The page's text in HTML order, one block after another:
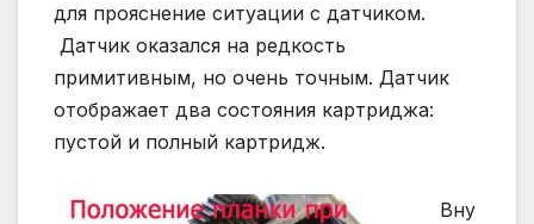
для прояснение ситуации с датчиком.
Датчик оказался на редкость
примитивным, но очень точным. Датчик
отображает два состояния картриджа:
пустой и полный картридж.
Вну